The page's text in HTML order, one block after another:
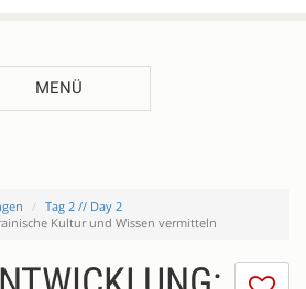
MENÜ
Tag 2 // Day 2
Kultur und Wissen vermitteln